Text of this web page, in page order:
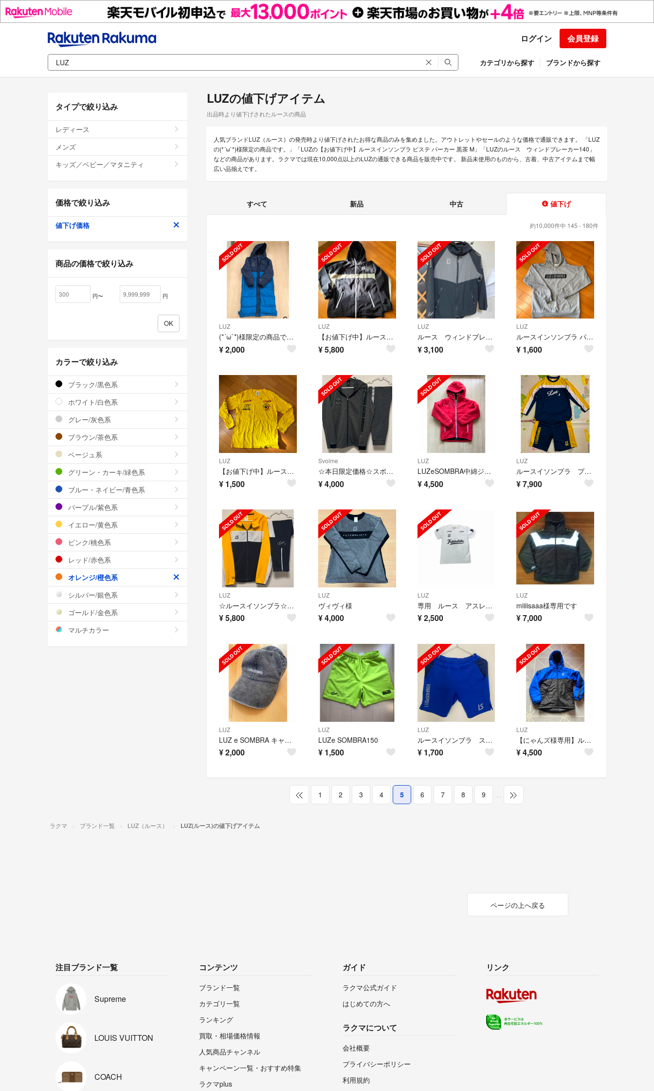
ログイン 会員登録
カテゴリから探す ブランドから探す
LUZの値下げアイテム
出品時より値下げされたルースの商品
人気ブランドLUZ（ルース）の発売時より値下げされたお得な商品のみを集めました。アウトレットやセールのような価格で通販できます。 「LUZ
の(*´ω`*)様限定の商品です。」「LUZの【お値下げ中】ルースインソンブラ ピステ パーカー 黒茶 M」「LUZのルース ウィンドブレーカー140」
などの商品があります。ラクマでは現在10,000点以上のLUZの通販できる商品を販売中です。 新品未使用のものから、古着、中古アイテムまで幅
広い品揃えです。
すべて 新品 中古 値下げ
約10,000件中 145 - 180件
LUZ
(*´ω`*)様限定の商品です。
¥2,000
LUZ
【お値下げ中】ルースインソンブラ ピステ パーカー 黒茶 M
¥5,800
LUZ
ルース ウィンドブレーカー140
¥3,100
LUZ
ルースインソンブラ パーカー【160ｻｲｽﾞ】
¥ 1,600
LUZ
【お値下げ中】ルースインソンブラ ロンＴ XS
¥ 1,500
Svolme
☆本日限定価格☆スボルメ☆美品☆上下セット☆サイズ・M☆
¥4,000
LUZ
LUZeSOMBRA中綿ジャケット
¥4,500
LUZ
ルースイソンブラ プラクティスシャツ、パンツ 上下セット
¥7,900
LUZ
☆ルースイソンブラ☆新品同様☆上下セット☆サイズ・M☆
¥5,800
LUZ
ヴィヴィ様
¥4,000
LUZ
専用 ルース アスレタ セット
¥2,500
LUZ
miiiisaaa様専用です
¥7,000
LUZ
LUZ e SOMBRA キャップ
¥2,000
LUZ
LUZe SOMBRA150
¥ 1,500
LUZ
ルースイソンブラ スウェットハーフパンツ 150cm
¥ 1,700
LUZ
【にゃんズ様専用】ルースイソンブラ 中綿コート
¥4,500
1 2 3 4 5 6 7 8 9
タイプで絞り込み
レディース
メンズ
キッズ／ベビー／マタニティ
価格で絞り込み
値下げ価格
商品の価格で絞り込み
円〜 円
カラーで絞り込み
ブラック/黒色系
ホワイト/白色系
グレー/灰色系
ブラウン/茶色系
ベージュ系
グリーン・カーキ/緑色系
ブルー・ネイビー/青色系
パープル/紫色系
イエロー/黄色系
ピンク/桃色系
レッド/赤色系
オレンジ/橙色系
シルバー/銀色系
ゴールド/金色系
マルチカラー
ラクマ ブランド一覧 LUZ（ルース） LUZ(ルース)の値下げアイテム
ページの上へ戻る
注目ブランド一覧
Supreme
LOUIS VUITTON
COACH
コンテンツ
ブランド一覧
カテゴリ一覧
ランキング
買取・相場価格情報
人気商品チャンネル
キャンペーン一覧・おすすめ特集
ラクマplus
ガイド
ラクマ公式ガイド
はじめての方へ
ラクマについて
会社概要
プライバシーポリシー
利用規約
リンク